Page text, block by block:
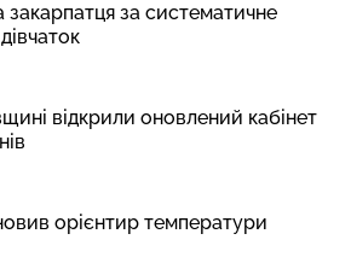
закарпатця за систематичне
відкрили оновлений кабінет
орієнтир температури